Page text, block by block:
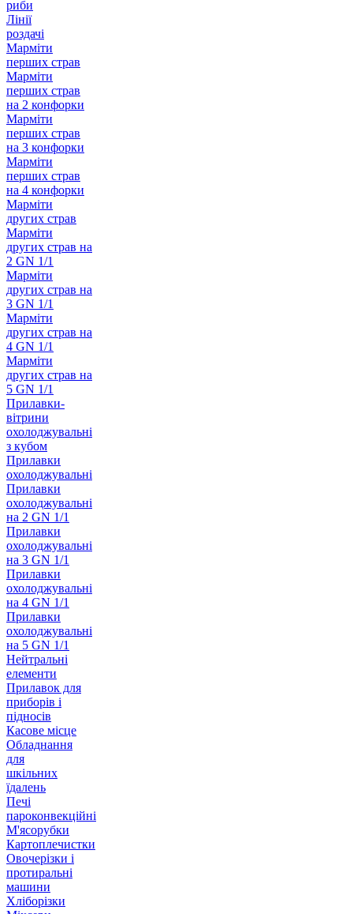
риби
Лінії
роздачі
Марміти
перших страв
Марміти
перших страв
на 2 конфорки
Марміти
перших страв
на 3 конфорки
Марміти
перших страв
на 4 конфорки
Марміти
других страв
Марміти
других страв на
2 GN 1/1
Марміти
других страв на
3 GN 1/1
Марміти
других страв на
4 GN 1/1
Марміти
других страв на
5 GN 1/1
Прилавки-
вітрини
охолоджувальні
з кубом
Прилавки
охолоджувальні
Прилавки
охолоджувальні
на 2 GN 1/1
Прилавки
охолоджувальні
на 3 GN 1/1
Прилавки
охолоджувальні
на 4 GN 1/1
Прилавки
охолоджувальні
на 5 GN 1/1
Нейтральні
елементи
Прилавок для
приборів і
підносів
Касове місце
Обладнання
для
шкільних
їдалень
Печі
пароконвекційні
М'ясорубки
Картоплечистки
Овочерізки і
протиральні
машини
Хліборізки